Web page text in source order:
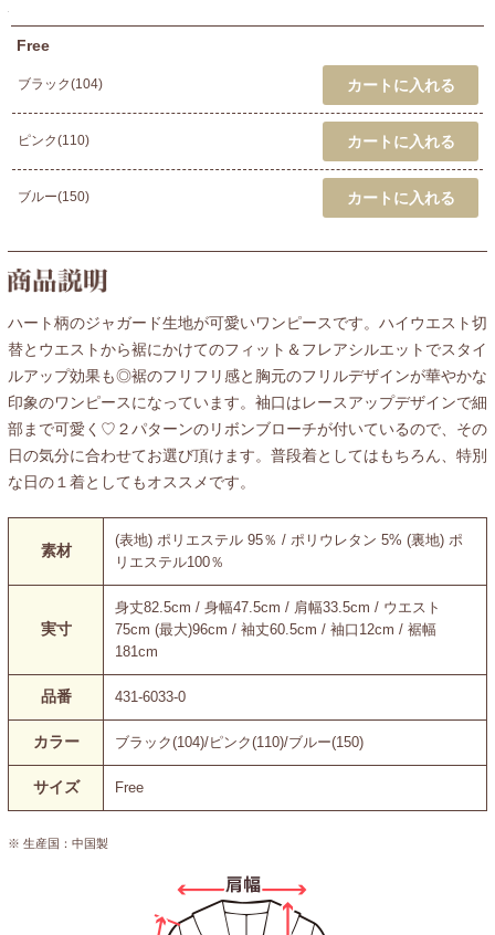
Free
ブラック(104)
ピンク(110)
ブルー(150)
ハート柄のジャガード生地が可愛いワンピースです。ハイウエスト切
替とウエストから裾にかけてのフィット＆フレアシルエットでスタイ
ルアップ効果も◎裾のフリフリ感と胸元のフリルデザインが華やかな
印象のワンピースになっています。袖口はレースアップデザインで細
部まで可愛く♡２パターンのリボンブローチが付いているので、その
日の気分に合わせてお選び頂けます。普段着としてはもちろん、特別
な日の１着としてもオススメです。
素材
(表地) ポリエステル 95％ / ポリウレタン 5% (裏地) ポ
リエステル100％
実寸
身丈82.5cm / 身幅47.5cm / 肩幅33.5cm / ウエスト
75cm (最大)96cm / 袖丈60.5cm / 袖口12cm / 裾幅
181cm
品番 431-6033-0
カラー ブラック(104)/ピンク(110)/ブルー(150)
サイズ Free
※ 生産国：中国製